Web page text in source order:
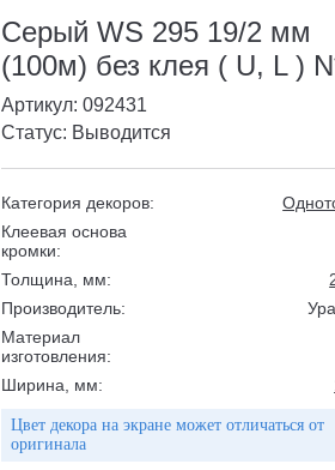
Серый WS 295 19/2 мм
(100м) без клея ( U, L )
Артикул: 092431
Статус: Выводится
Категория декоров:
Клеевая основа
кромки:
Толщина, мм:
Производитель:
Материал
изготовления:
Ширина, мм:
Цвет декора на экране может отличаться от
оригинала